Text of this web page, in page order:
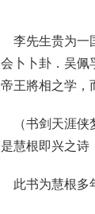
李先生贵为一
会卜卜卦．吴佩
帝王將相之学，
（书剑天涯
是慧根即兴之诗
此书为慧根多